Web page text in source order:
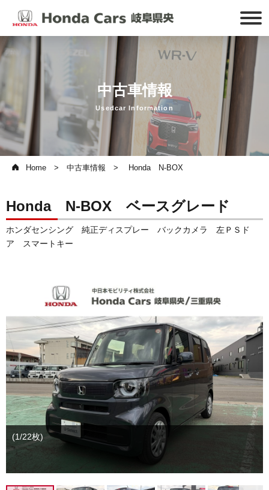
中古車情報
Usedcar Information
Home 中古車情報 Honda N-BOX
Honda N-BOX ベースグレード
ホンダセンシング 純正ディスプレー バックカメラ 左ＰＳド
ア スマートキー
(1/22枚)